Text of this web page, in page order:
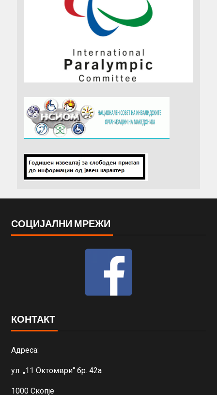
СОЦИЈАЛНИ МРЕЖИ
КОНТАКТ
Адреса:
ул. „11 Октомври“ бр. 42а
1000 Скопје